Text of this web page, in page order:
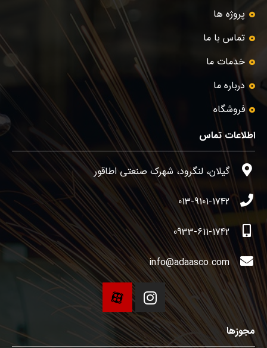
پروژه ها
تماس با ما
خدمات ما
درباره ما
فروشگاه
اطلاعات تماس
گیلان، لنگرود، شهرک صنعتی اطاقور
013-9101-1742
0933-611-1742
info@adaasco.com
مجوزها